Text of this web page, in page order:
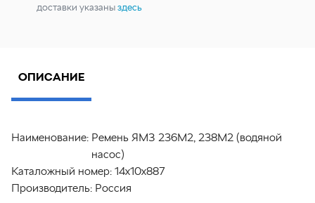
доставки указаныздесь
ОПИСАНИЕ
Наименование: Ремень ЯМЗ 236М2, 238М2 (водяной
насос)
Каталожный номер: 14х10х887
Производитель: Россия